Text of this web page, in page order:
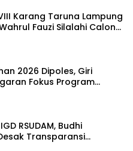
Karang Taruna Lampung
Fauzi Silalahi Calon
2026 Dipoles, Giri
Fokus Program
RSUDAM, Budhi
Transparansi